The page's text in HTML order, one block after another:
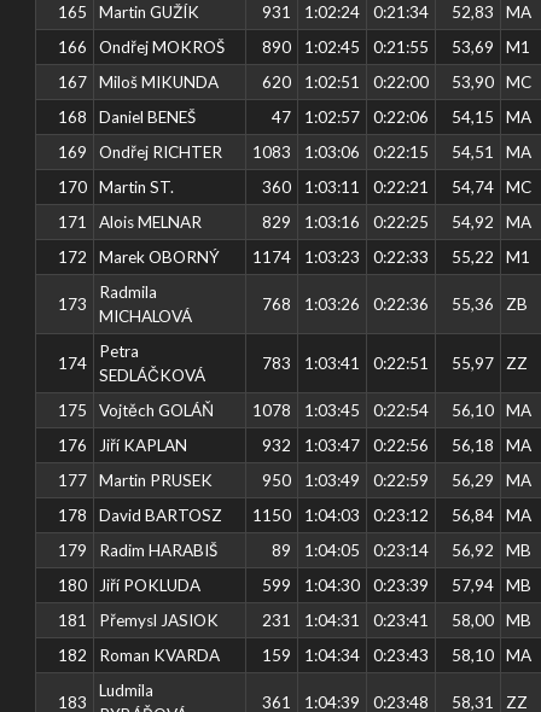
165
Martin GUŽÍK 931 1:02:24 0:21:34 52,83
MA
166
Ondřej MOKROŠ 890 1:02:45 0:21:55 53,69
M1
167
Miloš MIKUNDA 620 1:02:51 0:22:00 53,90
MC
168
Daniel BENEŠ 47 1:02:57 0:22:06 54,15
MA
169
Ondřej RICHTER 1083 1:03:06 0:22:15 54,51
MA
170
Martin ST. 360 1:03:11 0:22:21 54,74
MC
171
Alois MELNAR 829 1:03:16 0:22:25 54,92
MA
172
Marek OBORNÝ 1174 1:03:23 0:22:33 55,22 M1
173
Radmila
MICHALOVÁ
768 1:03:26 0:22:36 55,36 ZB
174
Petra
SEDLÁČKOVÁ
783 1:03:41 0:22:51 55,97 ZZ
175 Vojtěch GOLÁŇ 1078 1:03:45 0:22:54 56,10
MA
176
Jiří KAPLAN 932 1:03:47 0:22:56 56,18
MA
177
Martin PRUSEK 950 1:03:49 0:22:59 56,29
MA
178
David BARTOSZ 1150 1:04:03 0:23:12 56,84
MA
179
Radim HARABIŠ 89 1:04:05 0:23:14 56,92
MB
180
Jiří POKLUDA 599 1:04:30 0:23:39 57,94
MB
181
Přemysl JASIOK 231 1:04:31 0:23:41 58,00
MB
182
Roman KVARDA 159 1:04:34 0:23:43 58,10 MA
183
Ludmila
361 1:04:39 0:23:48 58,31 ZZ